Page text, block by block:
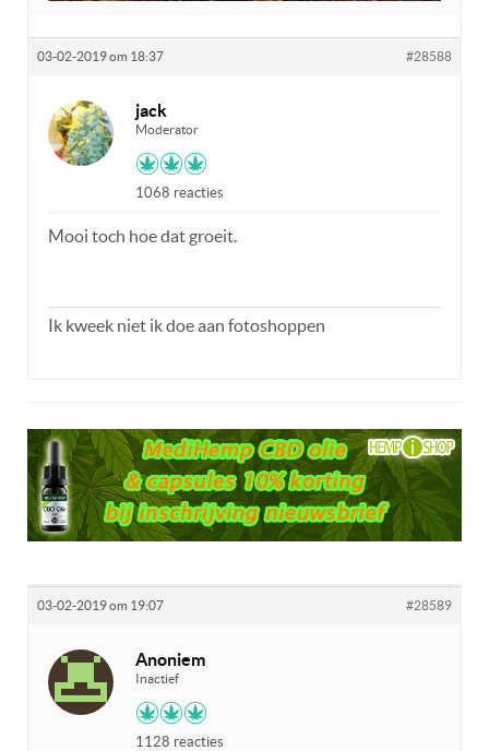
03-02-2019 om 18:37 #28588
jack
Moderator
1068 reacties
Mooi toch hoe dat groeit.
Ik kweek niet ik doe aan fotoshoppen
03-02-2019 om 19:07 #28589
Anoniem
Inactief
1128 reacties